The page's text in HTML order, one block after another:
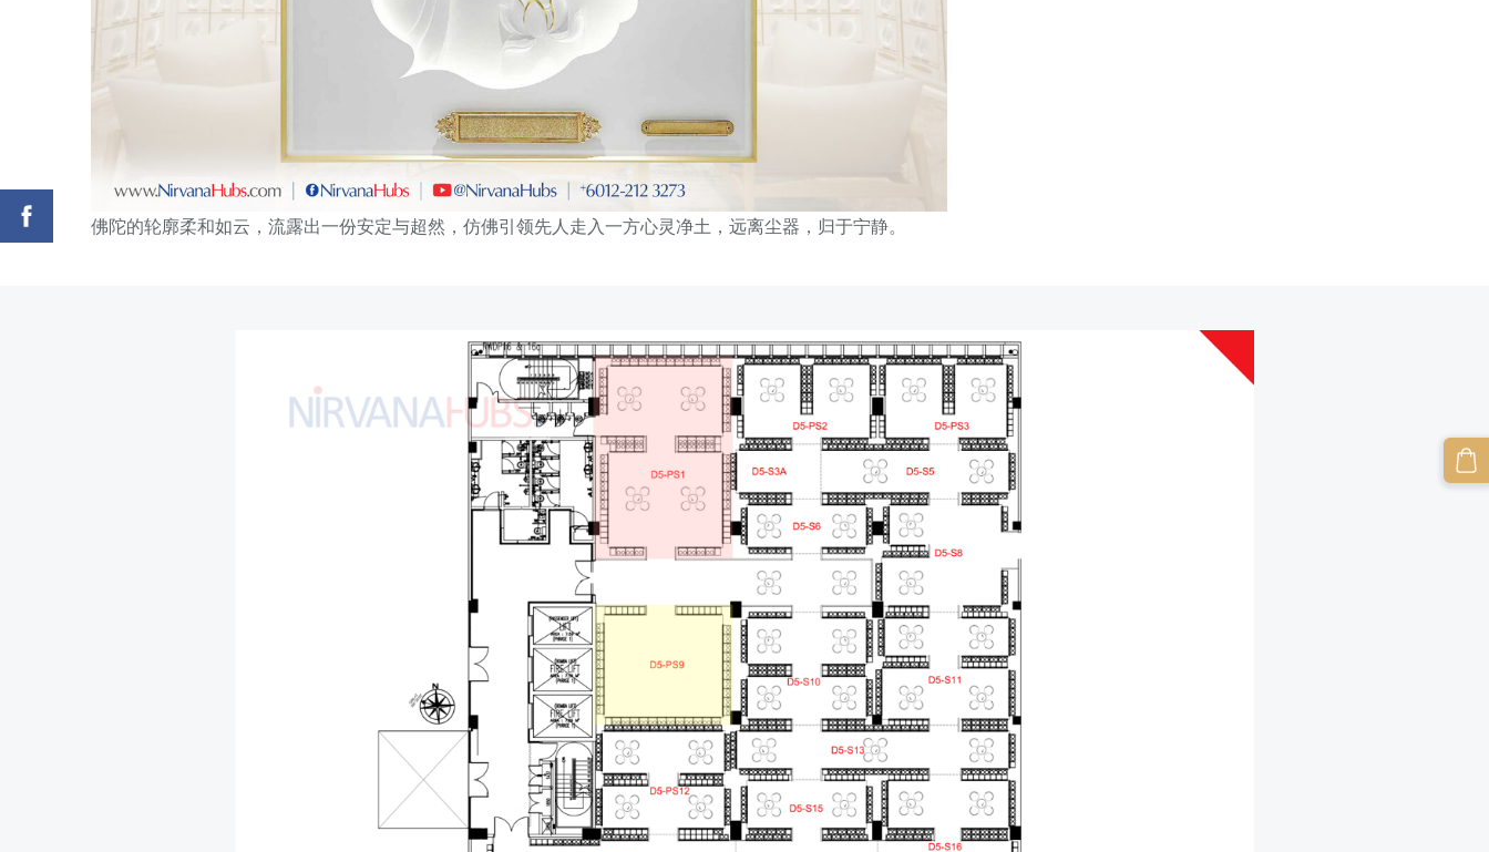
佛陀的轮廓柔和如云，流露出一份安定与超然，仿佛引领先人走入一方心灵净土，远离尘器，归于宁静。